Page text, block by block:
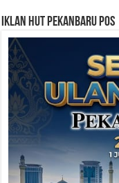
Iklan HUT Pekanbaru Pos